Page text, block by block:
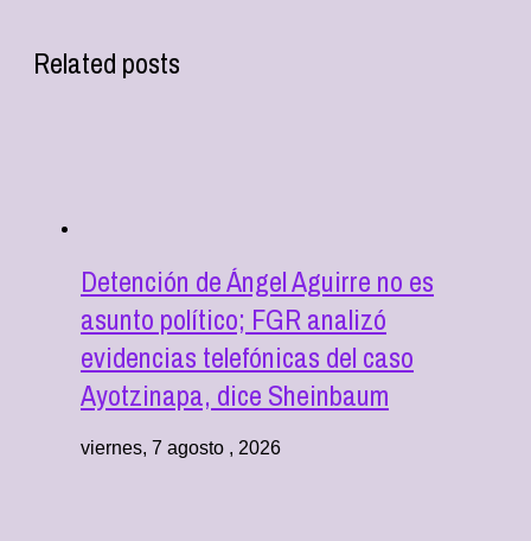
Related posts
Detención de Ángel Aguirre no es
asunto político; FGR analizó
evidencias telefónicas del caso
Ayotzinapa, dice Sheinbaum
viernes, 7 agosto , 2026